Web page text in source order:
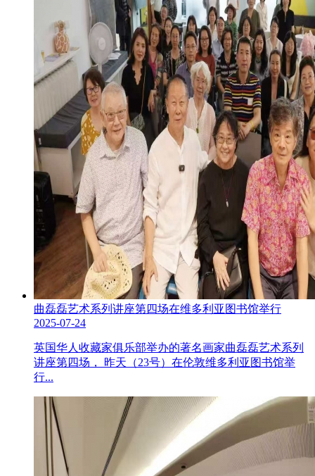
曲磊磊艺术系列讲座第四场在维多利亚图书馆举行
2025-07-24
英国华人收藏家俱乐部举办的著名画家曲磊磊艺术系列
讲座第四场， 昨天（23号）在伦敦维多利亚图书馆举
行...